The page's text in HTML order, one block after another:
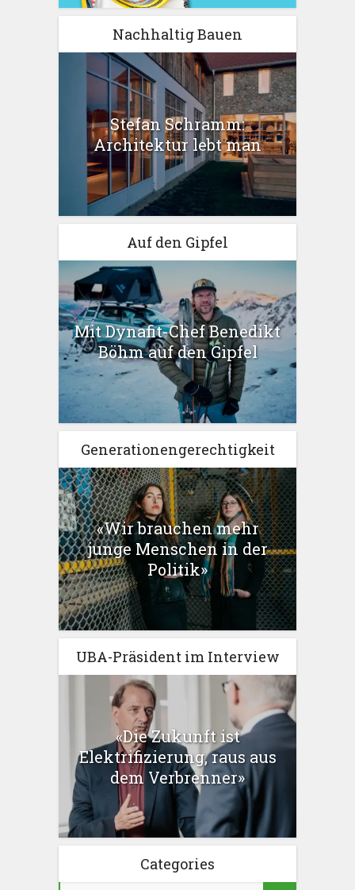
Nachhaltig Bauen
Stefan Schramm:
Architektur lebt man
Auf den Gipfel
Mit Dynafit-Chef Benedikt
Böhm auf den Gipfel
Generationengerechtigkeit
«Wir brauchen mehr
junge Menschen in der
Politik»
UBA-Präsident im Interview
«Die Zukunft ist
Elektrifizierung, raus aus
dem Verbrenner»
Categories